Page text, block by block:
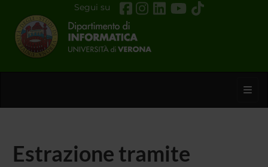
Segui su
Estrazione tramite